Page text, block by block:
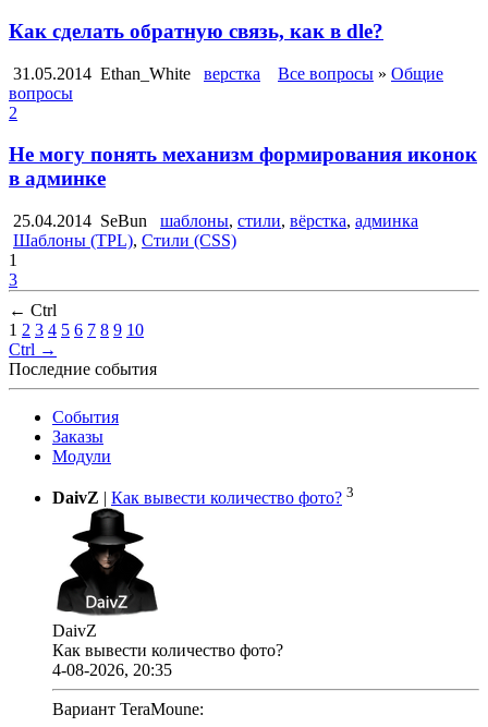
Как сделать обратную связь, как в dle?
31.05.2014 Ethan_White верстка Все вопросы » Общие
вопросы
2
Не могу понять механизм формирования иконок
в админке
25.04.2014 SeBun шаблоны, стили, вёрстка, админка
Шаблоны (TPL), Стили (CSS)
1
3
← Ctrl
1 2 3 4 5 6 7 8 9 10
Ctrl →
Последние события
События
Заказы
Модули
DaivZ | Как вывести количество фото? 3
DaivZ
Как вывести количество фото?
4-08-2026, 20:35
Вариант TeraMoune: